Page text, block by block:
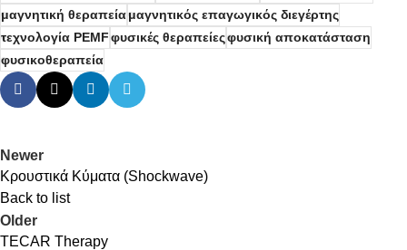
μαγνητική θεραπείαμαγνητικός επαγωγικός διεγέρτης
τεχνολογία PEMFφυσικές θεραπείεςφυσική αποκατάσταση
φυσικοθεραπεία
Newer
Κρουστικά Κύματα (Shockwave)
Back to list
Older
TECAR Therapy